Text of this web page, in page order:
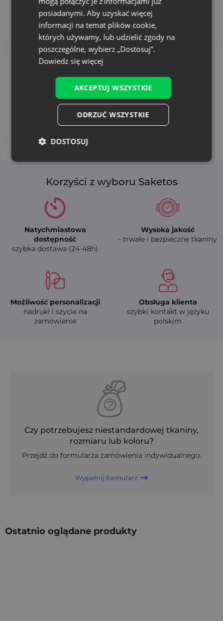
Akcesoria i dekoracje Zestawy
Korzyści z wyboru Saketos
Natychmiastowa
dostępność
szybka dostawa (24-48h)
Wysoka jakość
- trwałe i bezpieczne tkaniny
Możliwość personalizacji
nadruki i szycie na
zamówienie
Obsługa klienta
szybki kontakt w języku
polskim
Czy potrzebujesz niestandardowej tkaniny,
rozmiaru lub koloru?
Przejdź do formularza zamówienia indywidualnego.
Wypełnij formularz
Ostatnio oglądane produkty
posiadanymi. Aby uzyskać więcej
informacji na temat plików cookie,
których używamy, lub udzielić zgody na
poszczególne, wybierz „Dostosuj”.
Dowiedz się więcej
AKCEPTUJ WSZYSTKIE
ODRZUĆ WSZYSTKIE
DOSTOSUJ